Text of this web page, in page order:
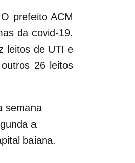
prefeito ACM
da covid-19.
leitos de UTI e
26 leitos
semana
a
baiana.